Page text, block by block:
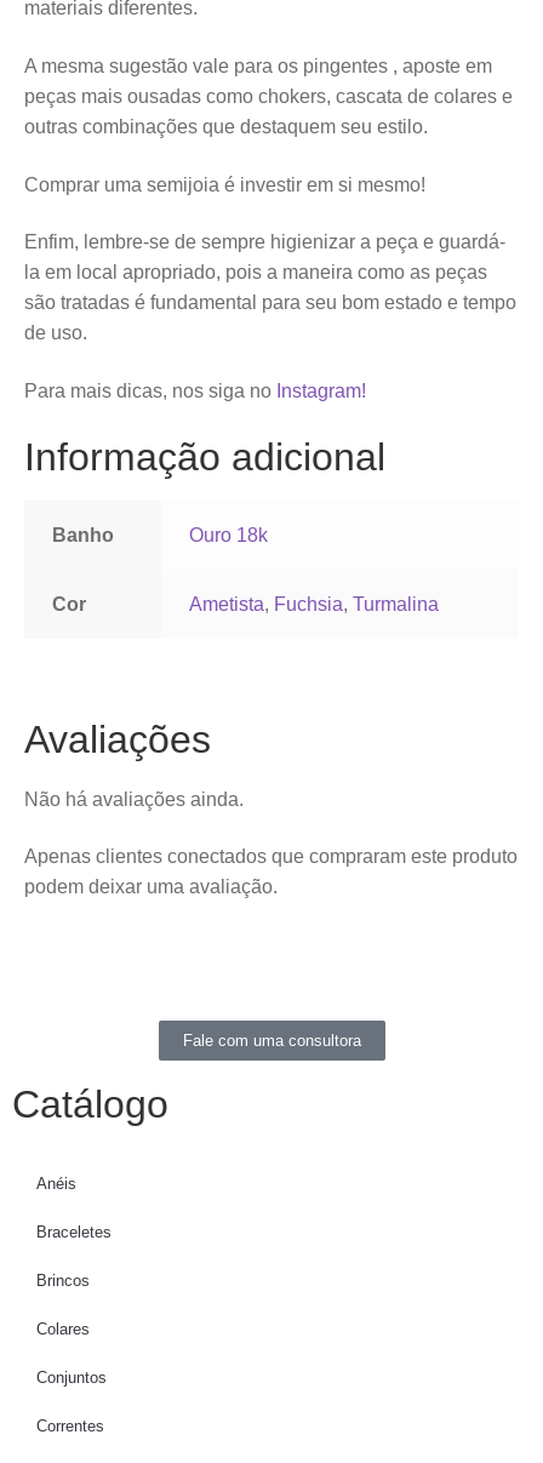
materiais diferentes.
A mesma sugestão vale para os pingentes , aposte em
peças mais ousadas como chokers, cascata de colares e
outras combinações que destaquem seu estilo.
Comprar uma semijoia é investir em si mesmo!
Enfim, lembre-se de sempre higienizar a peça e guardá-
la em local apropriado, pois a maneira como as peças
são tratadas é fundamental para seu bom estado e tempo
de uso.
Para mais dicas, nos siga no Instagram!
Informação adicional
Banho Ouro 18k
Cor Ametista, Fuchsia, Turmalina
Avaliações
Não há avaliações ainda.
Apenas clientes conectados que compraram este produto
podem deixar uma avaliação.
Fale com uma consultora
Catálogo
Anéis
Braceletes
Brincos
Colares
Conjuntos
Correntes